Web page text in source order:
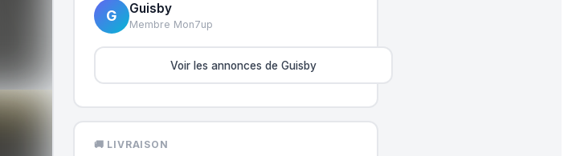
G Guisby
Membre Mon7up
Voir les annonces de Guisby
🚚 LIVRAISON